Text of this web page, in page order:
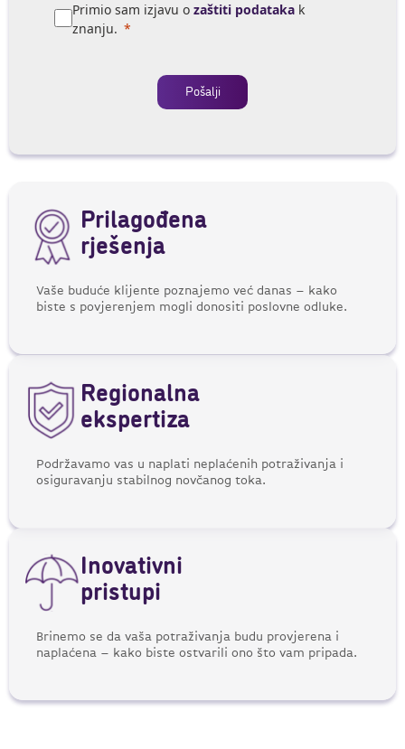
Primio sam izjavu o zaštiti podataka k
znanju.
Pošalji
Prilagođena
rješenja
Vaše buduće klijente poznajemo već danas – kako
biste s povjerenjem mogli donositi poslovne odluke.
Regionalna
ekspertiza
Podržavamo vas u naplati neplaćenih potraživanja i
osiguravanju stabilnog novčanog toka.
Inovativni
pristupi
Brinemo se da vaša potraživanja budu provjerena i
naplaćena – kako biste ostvarili ono što vam pripada.